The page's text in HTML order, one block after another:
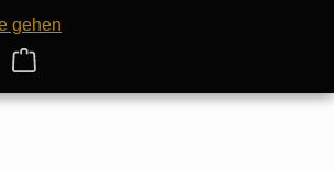
Warenkorb enthält 0 Positionen.